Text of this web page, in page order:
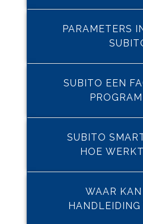
PARAMETERS
SUBITO EEN
SUBITO
HOE
WAAR
HANDLEIDING